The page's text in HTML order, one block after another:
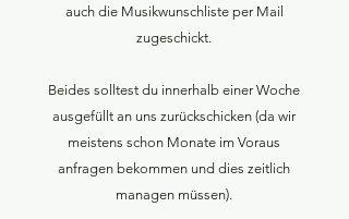
auch die Musikwunschliste per Mail
zugeschickt.
Beides solltest du innerhalb einer Woche
ausgefüllt an uns zurückschicken (da wir
meistens schon Monate im Voraus
anfragen bekommen und dies zeitlich
managen müssen).